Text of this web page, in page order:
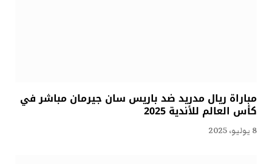
مباراة ريال مدريد ضد باريس سان جيرمان مباشر في
كأس العالم للأندية 2025
8 يوليو، 2025